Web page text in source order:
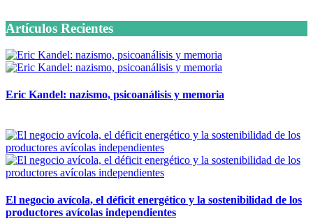
Artículos Recientes
Eric Kandel: nazismo, psicoanálisis y memoria
El negocio avícola, el déficit energético y la sostenibilidad de los
productores avícolas independientes